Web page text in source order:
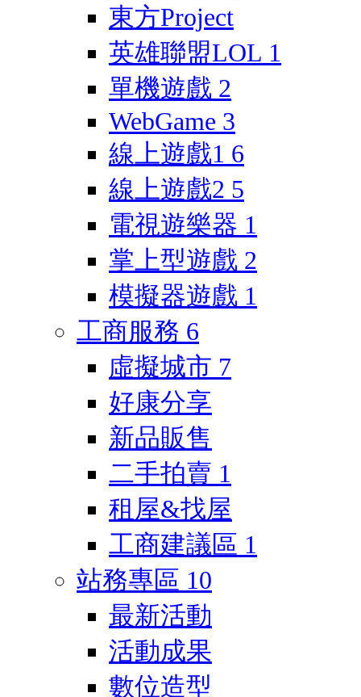
東方Project
英雄聯盟LOL 1
單機遊戲 2
WebGame 3
線上遊戲1 6
線上遊戲2 5
電視遊樂器 1
掌上型遊戲 2
模擬器遊戲 1
工商服務 6
虛擬城市 7
好康分享
新品販售
二手拍賣 1
租屋&找屋
工商建議區 1
站務專區 10
最新活動
活動成果
數位造型